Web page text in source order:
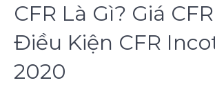
CFR Là Gì? Giá
Điều Kiện CFR
2020